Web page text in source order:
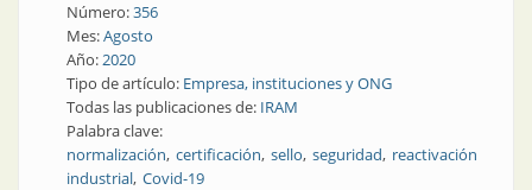
Número:356
Mes:Agosto
Año:2020
Tipo de artículo: Empresa, instituciones y ONG
Todas las publicaciones de: IRAM
Palabra clave:
normalización certificación sello seguridad reactivación
industrial Covid-19